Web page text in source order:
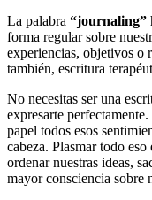
La palabra “journaling”
forma regular sobre
experiencias, objetivos o
también, escritura
No necesitas ser una
expresarte
papel todos esos
cabeza. Plasmar todo
ordenar nuestras ideas,
mayor consciencia sobre